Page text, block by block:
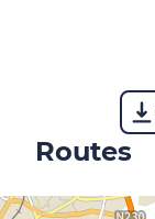
Routes